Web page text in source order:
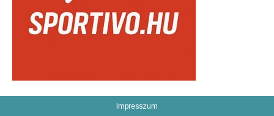
Impresszum